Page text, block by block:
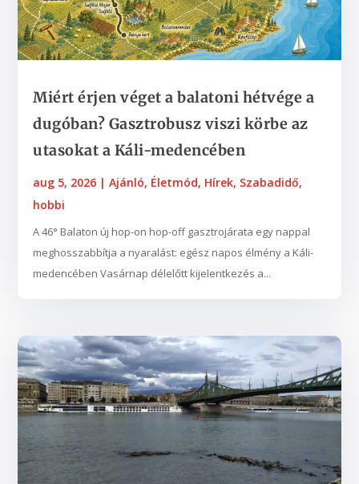
Miért érjen véget a balatoni hétvége a
dugóban? Gasztrobusz viszi körbe az
utasokat a Káli-medencében
aug 5, 2026 |Ajánló, Életmód, Hírek, Szabadidő,
hobbi
A 46° Balaton új hop-on hop-off gasztrojárata egy nappal
meghosszabbítja a nyaralást: egész napos élmény a Káli-
medencében Vasárnap délelőtt kijelentkezés a...